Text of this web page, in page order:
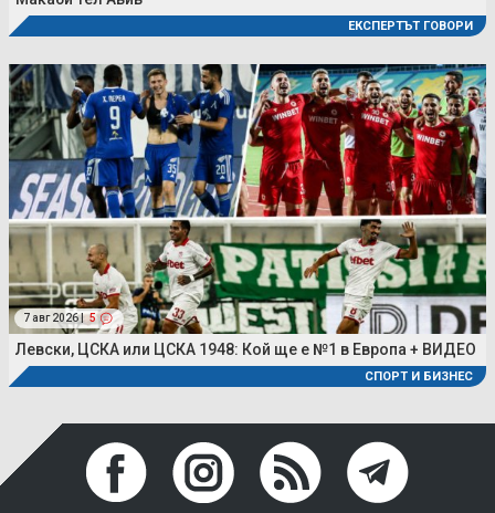
ЕКСПЕРТЪТ ГОВОРИ
7 авг 2026 | 5
Левски, ЦСКА или ЦСКА 1948: Кой ще е №1 в Европа + ВИДЕО
СПОРТ И БИЗНЕС